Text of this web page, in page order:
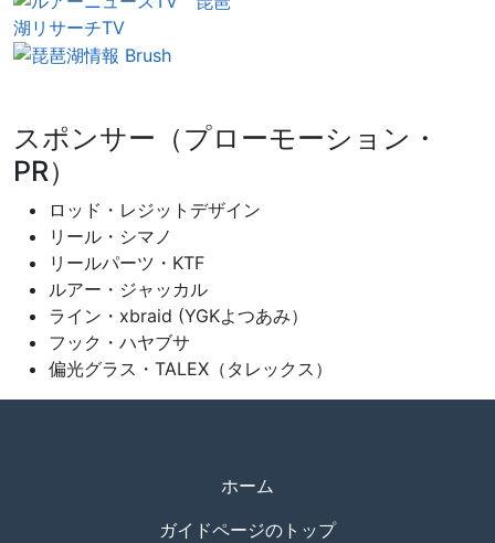
スポンサー（プローモーション・
PR）
ロッド・レジットデザイン
リール・シマノ
リールパーツ・KTF
ルアー・ジャッカル
ライン・xbraid (YGKよつあみ）
フック・ハヤブサ
偏光グラス・TALEX（タレックス）
ホーム
ガイドページのトップ